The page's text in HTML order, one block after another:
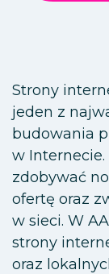
Strony
jeden z
budowania
w
zdobywać
ofertę oraz
w sieci. W
strony
oraz